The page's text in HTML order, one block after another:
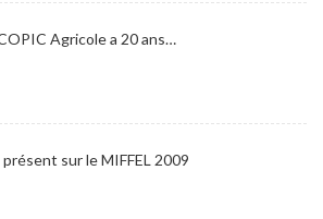
Agricole a 20 ans…
sur le MIFFEL 2009